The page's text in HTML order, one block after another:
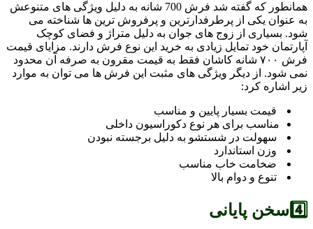
همانطور که گفته شد فرش 700 شانه به دلیل ویژگی های متنوعش
به عنوان یکی از پرطرفدارترین و پرفروش ترین ها شناخته می
شود. بسیاری از زوج های جوان به دلیل متراژ و فضای کوچک
آپارتمان خود تمایل زیادی به خرید این نوع فرش دارند. مزایای قیمت
فرش ۷۰۰ شانه کاشان فقط به قیمت مقرون به صرفه آن محدود
نمی شود. از دیگر ویژگی های مثبت این فرش ها می توان به موارد
زیر اشاره کرد:
قیمت بسیار پایین و مناسب
مناسب برای هر نوع دکوراسیون داخلی
سهولت در شستشو به دلیل برجسته نبودن
وزن استاندارد
ضخامت خاب مناسب
تنوع و دوام بالا
4️⃣سخن پایانی